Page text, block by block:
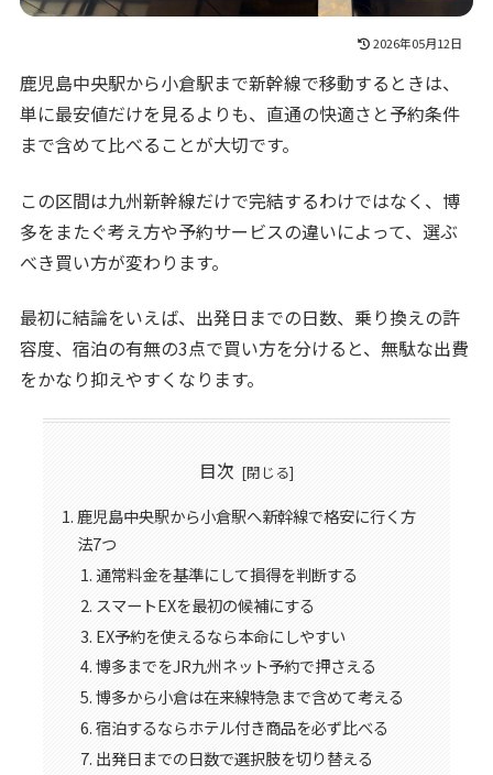
2026年05月12日
鹿児島中央駅から小倉駅まで新幹線で移動するときは、
単に最安値だけを見るよりも、直通の快適さと予約条件
まで含めて比べることが大切です。
この区間は九州新幹線だけで完結するわけではなく、博
多をまたぐ考え方や予約サービスの違いによって、選ぶ
べき買い方が変わります。
最初に結論をいえば、出発日までの日数、乗り換えの許
容度、宿泊の有無の3点で買い方を分けると、無駄な出費
をかなり抑えやすくなります。
目次
鹿児島中央駅から小倉駅へ新幹線で格安に行く方
法7つ
通常料金を基準にして損得を判断する
スマートEXを最初の候補にする
EX予約を使えるなら本命にしやすい
博多までをJR九州ネット予約で押さえる
博多から小倉は在来線特急まで含めて考える
宿泊するならホテル付き商品を必ず比べる
出発日までの日数で選択肢を切り替える